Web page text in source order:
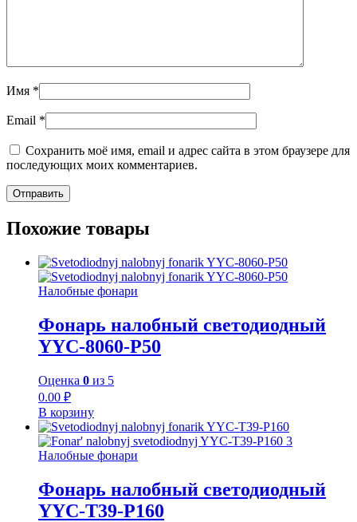
Имя *
Email *
Сохранить моё имя, email и адрес сайта в этом браузере для
последующих моих комментариев.
Похожие товары
Налобные фонари
Фонарь налобный светодиодный
YYC-8060-P50
Оценка 0 из 5
0.00 ₽
В корзину
Налобные фонари
Фонарь налобный светодиодный
YYC-T39-P160